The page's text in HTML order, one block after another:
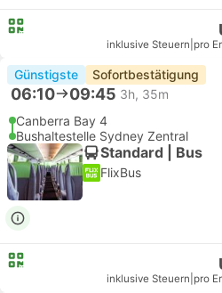
inklusive Steuern pro
Günstigste Sofortbestätigung
06:10 09:45 3h, 35m
Canberra Bay 4
Bushaltestelle Sydney Zentral
Standard | Bus
FlixBus
inklusive Steuern pro